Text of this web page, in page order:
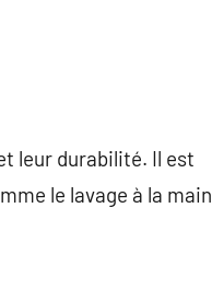
leur durabilité. Il est
le lavage à la main